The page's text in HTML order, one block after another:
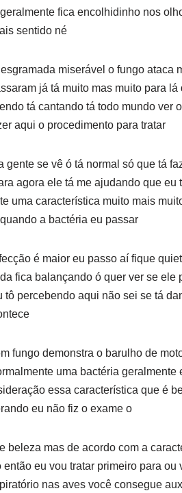
fica encolhidinho nos
sentido né
miserável o fungo ataca
já tá muito mas muito para
tá cantando tá todo mundo ver
aqui o procedimento para tratar
gente se vê ó tá normal só que tá
agora ele tá me ajudando que eu
uma característica muito mais
a bactéria eu passar
é maior eu passo aí fique
fica balançando ó quer ver se
tô percebendo aqui não sei se tá
fungo demonstra o barulho de
uma bactéria
essa característica que é
eu não fiz o exame o
beleza mas de acordo com a
eu vou tratar primeiro para
nas aves você consegue